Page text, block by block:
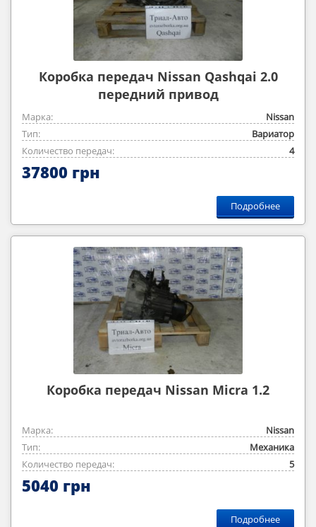
Коробка передач Nissan Qashqai 2.0
передний привод
Марка:
Nissan
Тип:
Вариатор
Количество передач:
4
37800 грн
Подробнее
Коробка передач Nissan Micra 1.2
Марка:
Nissan
Тип:
Механика
Количество передач:
5
5040 грн
Подробнее